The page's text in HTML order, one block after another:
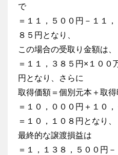
で
＝１１，５００円－１１
８５円となり、
この場合の受取り金額は、
＝１１，３８５円×１００
円となり、さらに
取得価額＝個別元本＋取
＝１０，０００円＋１０
＝１０，１０８円となり、
最終的な譲渡損益は
＝１，１３８，５００円